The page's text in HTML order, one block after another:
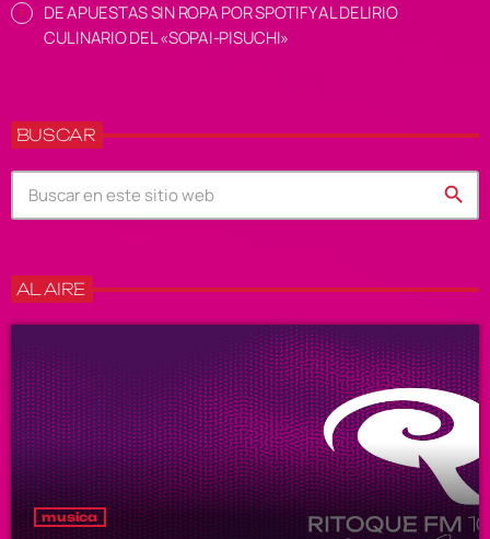
DE APUESTAS SIN ROPA POR SPOTIFY AL DELIRIO
CULINARIO DEL «SOPAI-PISUCHI»
BUSCAR
search
AL AIRE
musica